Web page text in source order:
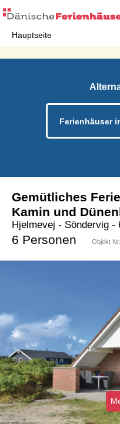
Hauptseite
Ferienhäuser
Gemütliches
Kamin und
Hjelmevej - Söndervig -
6 Personen Objekt